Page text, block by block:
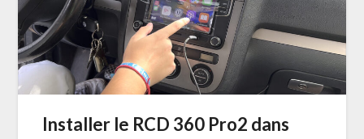
Installer le RCD 360 Pro2 dans